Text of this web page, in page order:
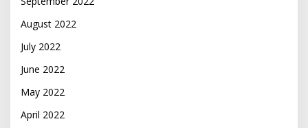
August 2022
July 2022
June 2022
May 2022
April 2022